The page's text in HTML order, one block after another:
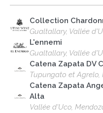
Collection
Gualtallary, Vallée
L'ennemi
Gualtallary, Vallée
Catena Zapata DV
Tupungato et Agrelo,
Catena Zapata
Alta
Vallée d'Uco,